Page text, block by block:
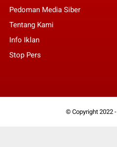
Pedoman Media Siber
Tentang Kami
Info Iklan
Stop Pers
© Copyright 2022 -